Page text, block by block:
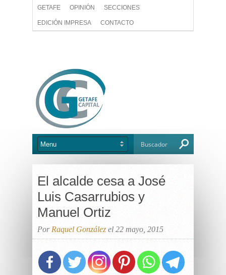
GETAFE OPINIÓN SECCIONES
EDICIÓN IMPRESA CONTACTO
El alcalde cesa a José
Luis Casarrubios y
Manuel Ortiz
Por Raquel González el 22 mayo, 2015